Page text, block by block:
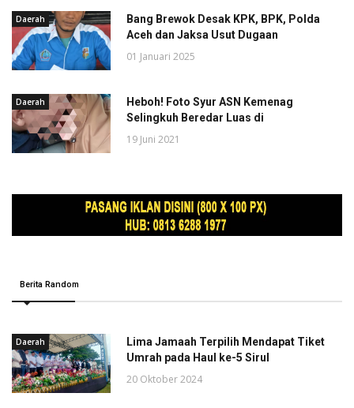
Daerah
Bang Brewok Desak KPK, BPK, Polda
Aceh dan Jaksa Usut Dugaan
01 Januari 2025
Daerah
Heboh! Foto Syur ASN Kemenag
Selingkuh Beredar Luas di
19 Juni 2021
Berita Random
Daerah
Lima Jamaah Terpilih Mendapat Tiket
Umrah pada Haul ke-5 Sirul
20 Oktober 2024